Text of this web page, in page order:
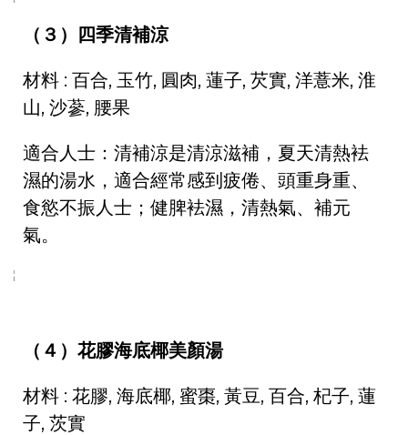
（３）四季清補涼
材料 : 百合, 玉竹, 圓肉, 蓮子, 芡實, 洋薏米, 淮
山, 沙蔘, 腰果
適合人士：清補涼是清涼滋補，夏天清熱袪
濕的湯水，適合經常感到疲倦、頭重身重、
食慾不振人士；健脾袪濕，清熱氣、補元
氣。
（４）花膠海底椰美顏湯
材料 : 花膠, 海底椰, 蜜棗, 黃豆, 百合, 杞子, 蓮
子, 茨實